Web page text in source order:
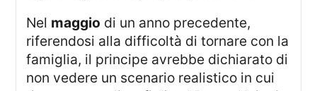
Nel maggio di un anno precedente,
riferendosi alla difficoltà di tornare con la
famiglia, il principe avrebbe dichiarato di
non vedere un scenario realistico in cui